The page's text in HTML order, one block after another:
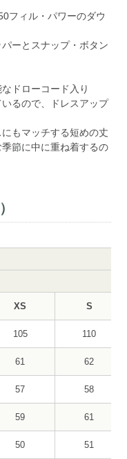
フィル・パワーのダウ
ーとスナップ・ボタン
ドローコード入り
るので、ドレスアップ
もマッチする短めの丈
節に中に重ね着するの
XS S
105 110
61 62
57 58
59 61
50 51